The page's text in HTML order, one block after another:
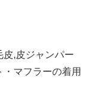
,皮ジャンパー
マフラーの着用